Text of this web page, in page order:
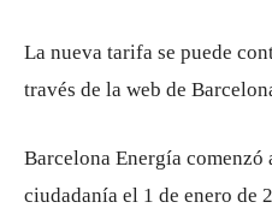
La nueva tarifa se puede
través de la web de
Barcelona Energía comenzó
ciudadanía el 1 de enero de